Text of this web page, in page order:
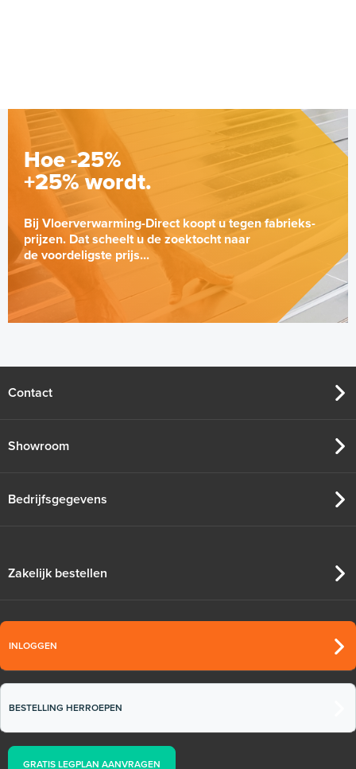
Hoe -25%
+25% wordt.
Bij Vloerverwarming-Direct koopt u tegen fabrieks-
prijzen. Dat scheelt u de zoektocht naar
de voordeligste prijs...
Contact
Showroom
Bedrijfsgegevens
Zakelijk bestellen
INLOGGEN
BESTELLING HERROEPEN
GRATIS LEGPLAN AANVRAGEN